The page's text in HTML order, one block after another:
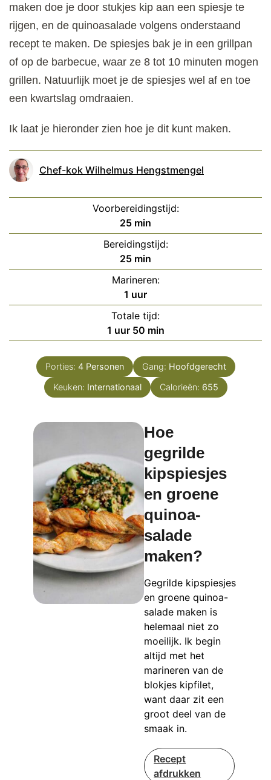
maken doe je door stukjes kip aan een spiesje te
rijgen, en de quinoasalade volgens onderstaand
recept te maken. De spiesjes bak je in een grillpan
of op de barbecue, waar ze 8 tot 10 minuten mogen
grillen. Natuurlijk moet je de spiesjes wel af en toe
een kwartslag omdraaien.
Ik laat je hieronder zien hoe je dit kunt maken.
Chef-kok Wilhelmus Hengstmengel
Voorbereidingstijd:
25minuten
min
Bereidingstijd:
25minuten
min
Marineren:
1 uur
uur
Totale tijd:
1 uur
uur 50minuten
min
Porties: 4 Personen Gang: Hoofdgerecht
Keuken: Internationaal Calorieën: 655
Hoe
gegrilde
kipspiesjes
en groene
quinoa-
salade
maken?
Gegrilde kipspiesjes
en groene quinoa-
salade maken is
helemaal niet zo
moeilijk. Ik begin
altijd met het
marineren van de
blokjes kipfilet,
want daar zit een
groot deel van de
smaak in.
Recept
afdrukken